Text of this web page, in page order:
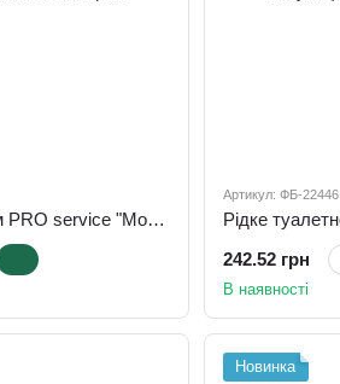
Крем-мило з бальзамом PRO service "Молоко та мед", 5 л
Артикул: ФБ-22446
242.52 грн
В наявності
Новинка